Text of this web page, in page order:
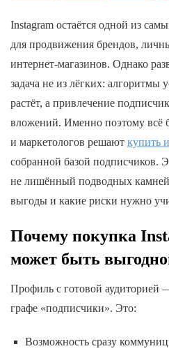
Instagram остаётся одной из
для продвижения брендов,
интернет-магазинов. Однако
задача не из лёгких: алгоритмы
растёт, а привлечение
вложений. Именно поэтому всё
и маркетологов решают купить
собранной базой подписчиков.
не лишённый подводных
выгоды и какие риски нужно
Почему покупка
может быть
Профиль с готовой аудиторией
графе «подписчики». Это:
Возможность сразу